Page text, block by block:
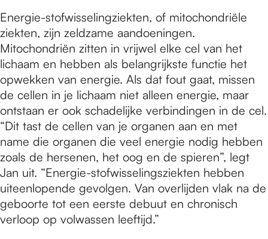
g
e
Energie-stofwisselingziekten, of mitochondriële
ziekten, zijn zeldzame aandoeningen.
Mitochondriën zitten in vrijwel elke cel van het
lichaam en hebben als belangrijkste functie het
opwekken van energie. Als dat fout gaat, missen
de cellen in je lichaam niet alleen energie, maar
ontstaan er ook schadelijke verbindingen in de cel.
“Dit tast de cellen van je organen aan en met
name die organen die veel energie nodig hebben
zoals de hersenen, het oog en de spieren”, legt
Jan uit. “Energie-stofwisselingsziekten hebben
uiteenlopende gevolgen. Van overlijden vlak na de
geboorte tot een eerste debuut en chronisch
verloop op volwassen leeftijd.”